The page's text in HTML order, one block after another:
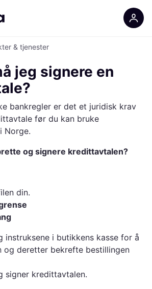
& tjenester
jeg signere en
bankregler er det et juridisk krav
før du kan bruke
Norge.
og signere kredittavtalen?
din.
instruksene i butikkens kasse for å
og deretter bekrefte bestillingen
signer kredittavtalen.